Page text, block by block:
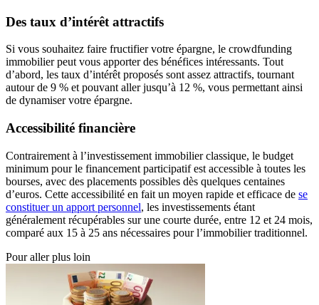
Des taux d’intérêt attractifs
Si vous souhaitez faire fructifier votre épargne, le crowdfunding
immobilier peut vous apporter des bénéfices intéressants. Tout
d’abord, les taux d’intérêt proposés sont assez attractifs, tournant
autour de 9 % et pouvant aller jusqu’à 12 %, vous permettant ainsi
de dynamiser votre épargne.
Accessibilité financière
Contrairement à l’investissement immobilier classique, le budget
minimum pour le financement participatif est accessible à toutes les
bourses, avec des placements possibles dès quelques centaines
d’euros. Cette accessibilité en fait un moyen rapide et efficace de se
constituer un apport personnel, les investissements étant
généralement récupérables sur une courte durée, entre 12 et 24 mois,
comparé aux 15 à 25 ans nécessaires pour l’immobilier traditionnel.
Pour aller plus loin